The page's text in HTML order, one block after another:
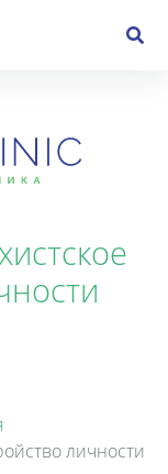
личности